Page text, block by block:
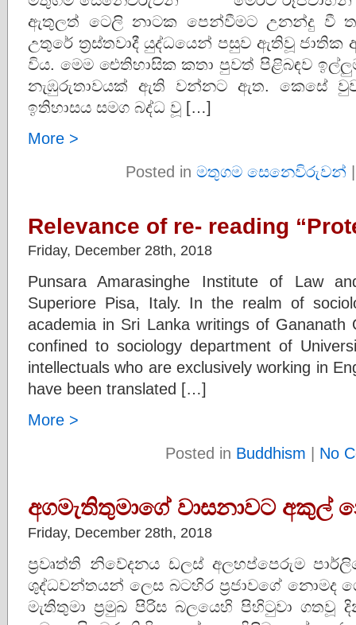
ඇතුලත් ටෙලි නාටක පෙන්වීමට උනන්දු වී
උතුරේ ත්‍රස්තවාදී යුද්ධයෙන් පසුව ඇතිවූ ජාතික
විය. මෙම ඓතිහාසික කතා පුවත් පිළිබඳව
නැඹුරුතාවයක් ඇති වන්නට ඇත. කෙසේ
ඉතිහාසය සමග බද්ධ වූ […]
More >
Posted in මතුගම සෙනෙවිරුවන්
Relevance of re- reading
Friday, December 28th, 2018
Punsara Amarasinghe Institute of Law
Superiore Pisa, Italy. In the realm of
academia in Sri Lanka writings of Gananath
confined to sociology department of
intellectuals who are exclusively working in
have been translated […]
More >
Posted in Buddhism | No
අගමැතිතුමාගේ වාසනාවට
Friday, December 28th, 2018
ප්‍රවෘත්ති නිවේදනය ඩලස් අලහප්පෙරුම
ශුද්ධවන්තයන් ලෙස බටහිර ප්‍රජාවගේ නොමද
මැතිතුමා ප්‍රමුඛ පිරිස බලයෙහි පිහිටුවා